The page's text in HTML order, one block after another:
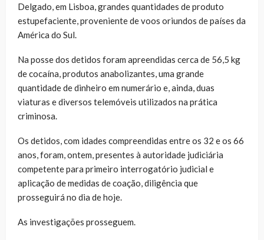
Delgado, em Lisboa, grandes quantidades de produto
estupefaciente, proveniente de voos oriundos de países da
América do Sul.
Na posse dos detidos foram apreendidas cerca de 56,5 kg
de cocaína, produtos anabolizantes, uma grande
quantidade de dinheiro em numerário e, ainda, duas
viaturas e diversos telemóveis utilizados na prática
criminosa.
Os detidos, com idades compreendidas entre os 32 e os 66
anos, foram, ontem, presentes à autoridade judiciária
competente para primeiro interrogatório judicial e
aplicação de medidas de coação, diligência que
prosseguirá no dia de hoje.
As investigações prosseguem.